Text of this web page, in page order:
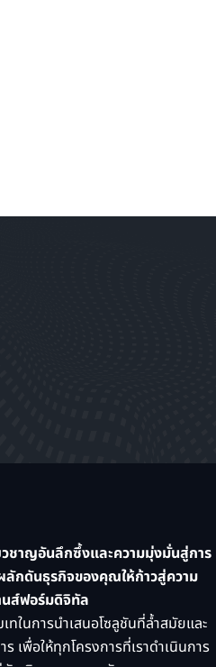
วชาญอันลึกซึ้งและความมุ่งมั่นสู่การ
ลักดันธุรกิจของคุณให้ก้าวสู่ความ
นส์ฟอร์มดิจิทัล
ทในการนำเสนอโซลูชันที่ล้ำสมัยและ
เพื่อให้ทุกโครงการที่เราดำเนินการ